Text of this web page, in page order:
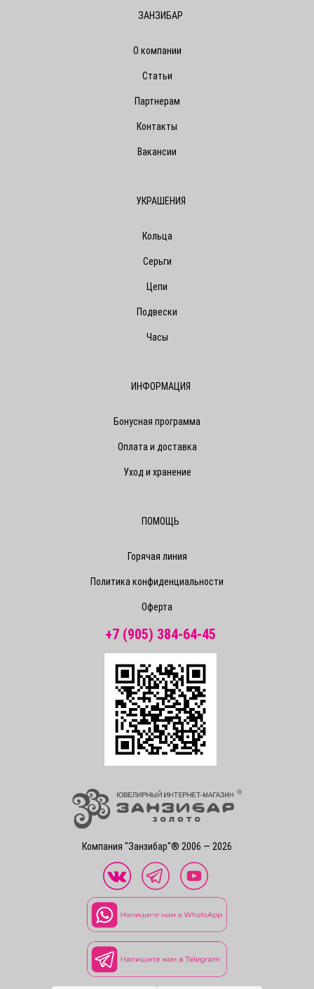
Компания "Занзибар"® 2006 — 2026
ЗАНЗИБАР
О компании
Статьи
Партнерам
Контакты
Вакансии
УКРАШЕНИЯ
Кольца
Серьги
Цепи
Подвески
Часы
ИНФОРМАЦИЯ
Бонусная программа
Оплата и доставка
Уход и хранение
ПОМОЩЬ
Горячая линия
Политика конфиденциальности
Оферта
+7 (905) 384-64-45